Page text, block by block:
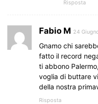
Risposta
Fabio M 24
Gnamo chi
fatto il record
ti abbono
voglia di buttare
della nostra
Risposta